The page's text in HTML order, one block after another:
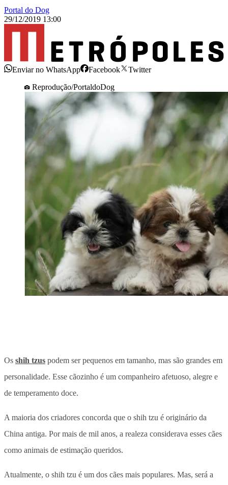
Portal do Dog
29/12/2019 13:00
Enviar no WhatsApp Facebook
Twitter
Reprodução/PortaldoDog
Os shih tzus podem ser pequenos em tamanho, mas são grandes em
personalidade. Esse cãozinho é um companheiro afetuoso, alegre e
de temperamento doce.
A maioria dos criadores concorda que o shih tzu é originário da
China antiga. Por mais de mil anos, a realeza considerava esses cães
como animais de estimação queridos.
Atualmente, o shih tzu é um dos cães mais populares. Mas, será a